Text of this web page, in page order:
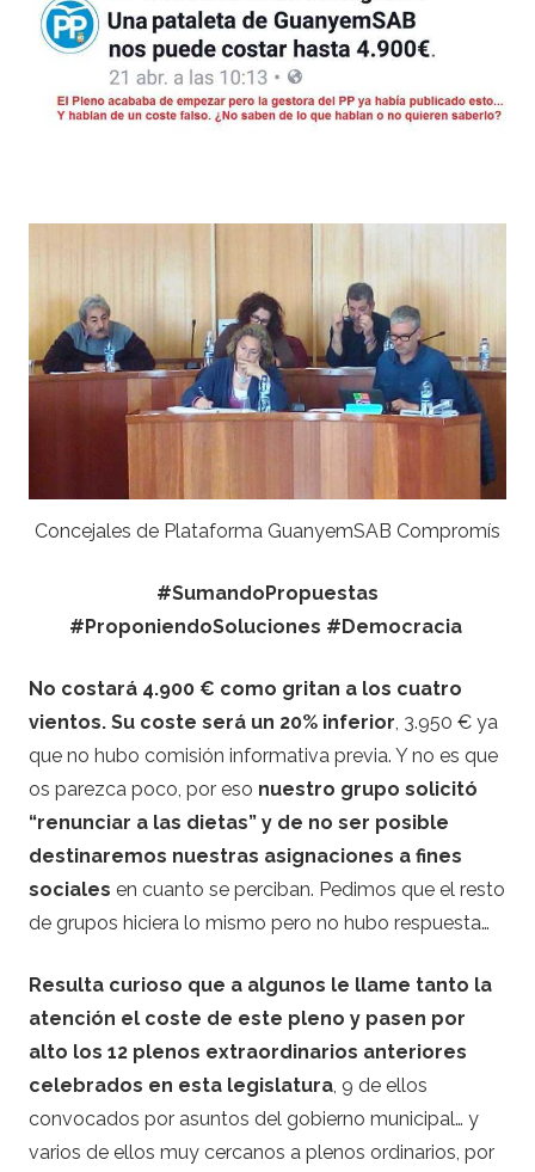
Concejales de Plataforma GuanyemSAB Compromís
#SumandoPropuestas
#ProponiendoSoluciones #Democracia
No costará 4.900 € como gritan a los cuatro
vientos. Su coste será un 20% inferior , 3.950 € ya
que no hubo comisión informativa previa. Y no es que
os parezca poco, por eso nuestro grupo solicitó
“renunciar a las dietas” y de no ser posible
destinaremos nuestras asignaciones a fines
sociales en cuanto se perciban. Pedimos que el resto
de grupos hiciera lo mismo pero no hubo respuesta…
Resulta curioso que a algunos le llame tanto la
atención el coste de este pleno y pasen por
alto los 12 plenos extraordinarios anteriores
celebrados en esta legislatura , 9 de ellos
convocados por asuntos del gobierno municipal… y
varios de ellos muy cercanos a plenos ordinarios, por